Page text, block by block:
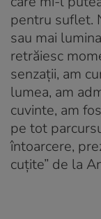
pentru suflet.
sau mai
retrăiesc
senzații, am
lumea, am
cuvinte, am
pe tot
întoarcere,
cuțite” de la